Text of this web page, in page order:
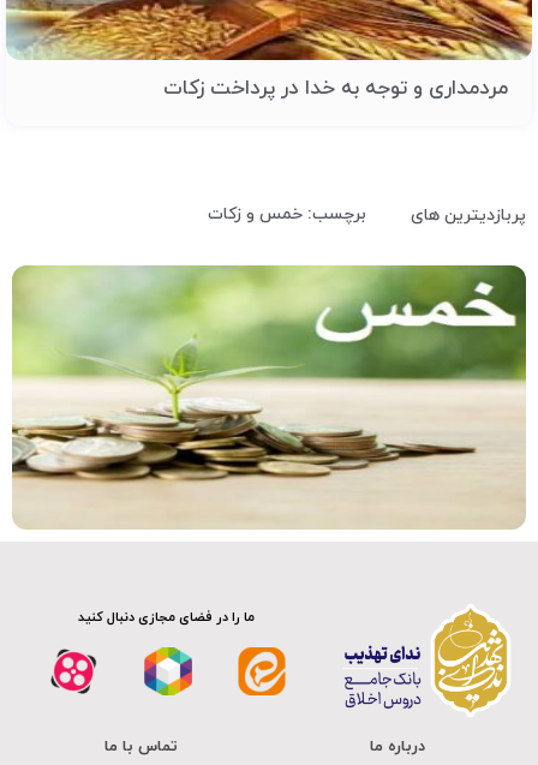
مردمداری و توجه به خدا در پرداخت زکات
پربازدیترین های برچسب: خمس و زکات
ما را در فضای مجازی دنبال کنید
درباره ما تماس با ما